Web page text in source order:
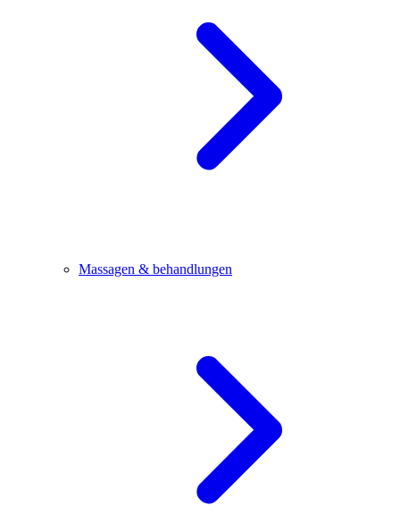
Massagen & behandlungen